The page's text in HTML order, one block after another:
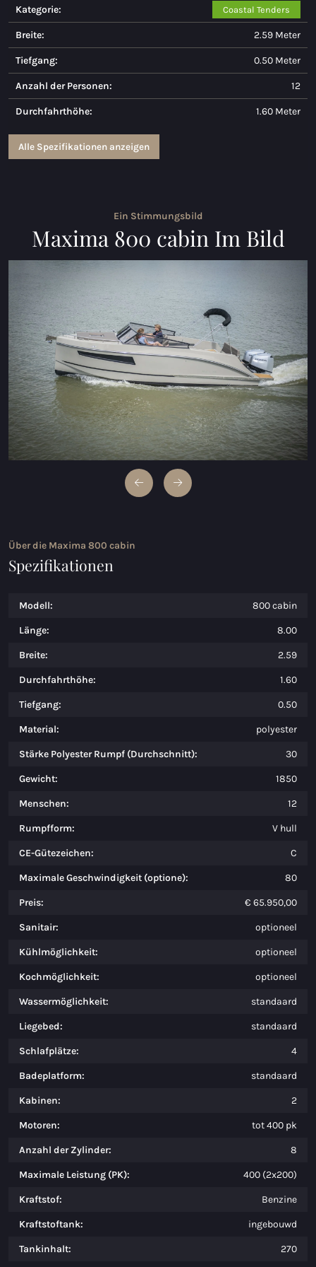
Maxima 730
Maxima 730I
Maxima 820 retro
Maxima 920 cabin
Maxima 650 Flying Lounge
Elektrischen Schaluppen
Maxima 490 XL Elektrisch
Maxima 550 Elektrisch
Maxima 600 Elektrisch
Maxima 620 MC Elektrisch
Maxima 630 Elektrisch
Maxima 720 retro Elektrisch
Maxima 820 retro Elektrisch
Maxima 650 Flying Lounge Elektrisch
Alle Elektrischen modelle
Kategorie: Coastal Tenders
Breite: 2.59 Meter
Tiefgang: 0.50 Meter
Anzahl der Personen: 12
Durchfahrthöhe: 1.60 Meter
Alle Spezifikationen anzeigen
Ein Stimmungsbild
Maxima 800 cabin Im Bild
Über die Maxima 800 cabin
Spezifikationen
Modell: 800 cabin
Länge: 8.00
Breite: 2.59
Durchfahrthöhe: 1.60
Tiefgang: 0.50
Material: polyester
Stärke Polyester Rumpf (Durchschnitt): 30
Gewicht: 1850
Menschen: 12
Rumpfform: V hull
CE-Gütezeichen: C
Maximale Geschwindigkeit (optione): 80
Preis: € 65.950,00
Sanitair: optioneel
Kühlmöglichkeit: optioneel
Kochmöglichkeit: optioneel
Wassermöglichkeit: standaard
Liegebed: standaard
Schlafplätze: 4
Badeplatform: standaard
Kabinen: 2
Motoren: tot 400 pk
Anzahl der Zylinder: 8
Maximale Leistung (PK): 400 (2x200)
Kraftstof: Benzine
Kraftstoftank: ingebouwd
Tankinhalt: 270